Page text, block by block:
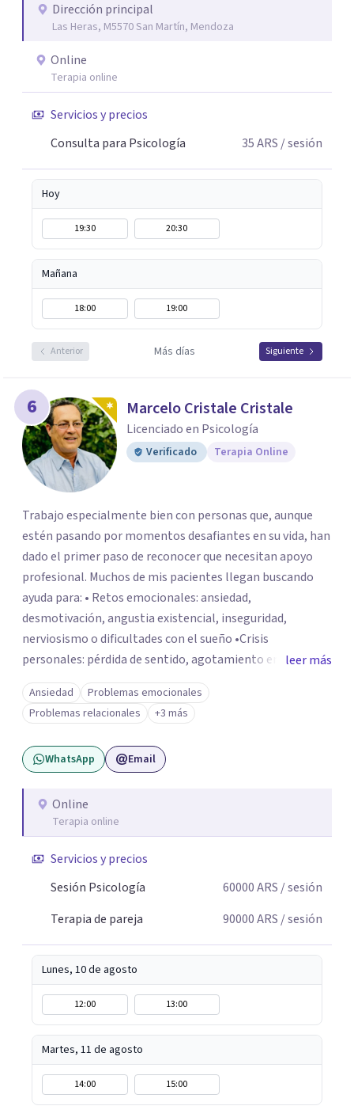
Dirección principal
Las Heras, M5570 San Martín, Mendoza
Online
Terapia online
Servicios y precios
Consulta para Psicología
35ARS / sesión
Hoy
19:30 20:30
Mañana
18:00 19:00
Anterior Más días Siguiente
6 Marcelo Cristale Cristale
Licenciado en Psicología
Verificado Terapia Online
Trabajo especialmente bien con personas que, aunque
estén pasando por momentos desafiantes en su vida, han
dado el primer paso de reconocer que necesitan apoyo
profesional. Muchos de mis pacientes llegan buscando
ayuda para: • Retos emocionales: ansiedad,
desmotivación, angustia existencial, inseguridad,
nerviosismo o dificultades con el sueño •Crisis
personales: pérdida de sentido, agotamiento emocional
o dificultad para manejar transiciones vitales •Conflictos
relacionales: problemas de pareja, tensiones familiares,
desafíos laborales o dificultades en dinámicas sociales.
leer más
Ansiedad
Problemas emocionales
Problemas relacionales
+3 más
WhatsApp Email
Online
Terapia online
Servicios y precios
Sesión Psicología
60000ARS / sesión
Terapia de pareja
90000ARS / sesión
Lunes, 10 de agosto
12:00 13:00
Martes, 11 de agosto
14:00 15:00